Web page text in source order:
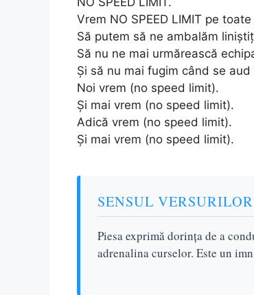
Vrem NO SPEED LIMIT pe
Să putem să ne ambalăm
Să nu ne mai urmărească
Și să nu mai fugim când se aud
Noi vrem (no speed limit).
Și mai vrem (no speed limit).
Adică vrem (no speed limit).
Și mai vrem (no speed limit).
SENSUL VERSURILOR
Piesa exprimă dorința de a
adrenalina curselor. Este un